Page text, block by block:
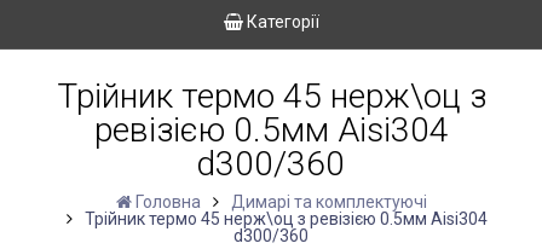
Категорії
Трійник термо 45 нерж\оц з
ревізією 0.5мм Aisi304
d300/360
Головна
Димарі та комплектуючі
Трійник термо 45 нерж\оц з ревізією 0.5мм Aisi304
d300/360